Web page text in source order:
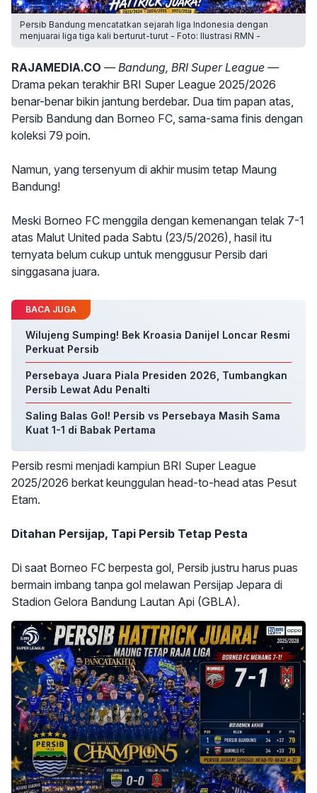
Persib Bandung mencatatkan sejarah liga Indonesia dengan
menjuarai liga tiga kali berturut-turut - Foto: Ilustrasi RMN -
RAJAMEDIA.CO — Bandung, BRI Super League —
Drama pekan terakhir BRI Super League 2025/2026
benar-benar bikin jantung berdebar. Dua tim papan atas,
Persib Bandung dan Borneo FC, sama-sama finis dengan
koleksi 79 poin.
Namun, yang tersenyum di akhir musim tetap Maung
Bandung!
Meski Borneo FC menggila dengan kemenangan telak 7-1
atas Malut United pada Sabtu (23/5/2026), hasil itu
ternyata belum cukup untuk menggusur Persib dari
singgasana juara.
BACA JUGA
Wilujeng Sumping! Bek Kroasia Danijel Loncar Resmi
Perkuat Persib
Persebaya Juara Piala Presiden 2026, Tumbangkan
Persib Lewat Adu Penalti
Saling Balas Gol! Persib vs Persebaya Masih Sama
Kuat 1-1 di Babak Pertama
Persib resmi menjadi kampiun BRI Super League
2025/2026 berkat keunggulan head-to-head atas Pesut
Etam.
Ditahan Persijap, Tapi Persib Tetap Pesta
Di saat Borneo FC berpesta gol, Persib justru harus puas
bermain imbang tanpa gol melawan Persijap Jepara di
Stadion Gelora Bandung Lautan Api (GBLA).